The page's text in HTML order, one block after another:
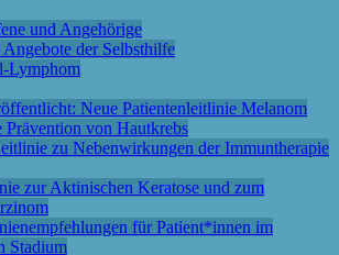
und Angehörige
der Selbsthilfe
Lymphom
Neue Patientenleitlinie Melanom
Prävention von Hautkrebs
zu Nebenwirkungen der Immuntherapie
zur Aktinischen Keratose und zum
für Patient*innen im
Stadium